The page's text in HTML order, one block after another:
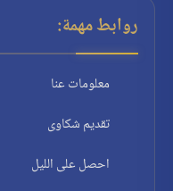
روابط مهمة:
معلومات عنا
تقديم شكاوى
احصل على الليل